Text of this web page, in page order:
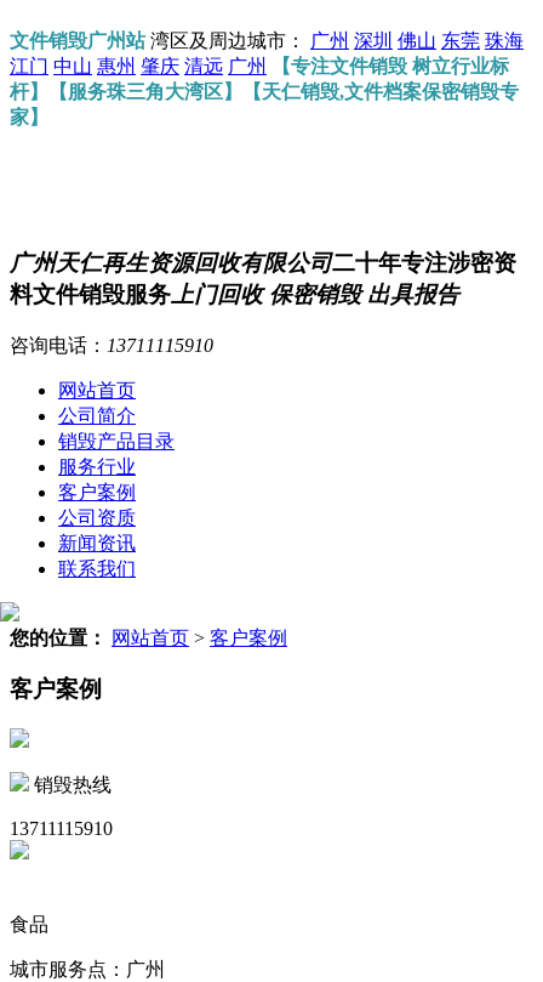
文件销毁广州站湾区及周边城市： 广州 深圳 佛山 东莞 珠海
江门 中山 惠州 肇庆 清远 广州
【专注文件销毁 树立行业标
杆】【服务珠三角大湾区】【天仁销毁,文件档案保密销毁专
家】
广州天仁再生资源回收有限公司二十年专注涉密资
料文件销毁服务 上门回收 保密销毁 出具报告
咨询电话： 13711115910
网站首页
公司简介
销毁产品目录
服务行业
客户案例
公司资质
新闻资讯
联系我们
您的位置： 网站首页 > 客户案例
客户案例
销毁热线
13711115910
食品
城市服务点：广州